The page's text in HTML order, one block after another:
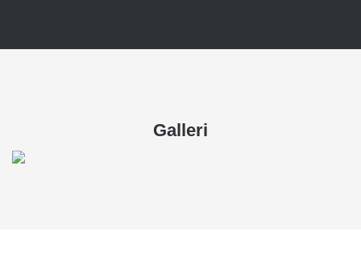
Galleri